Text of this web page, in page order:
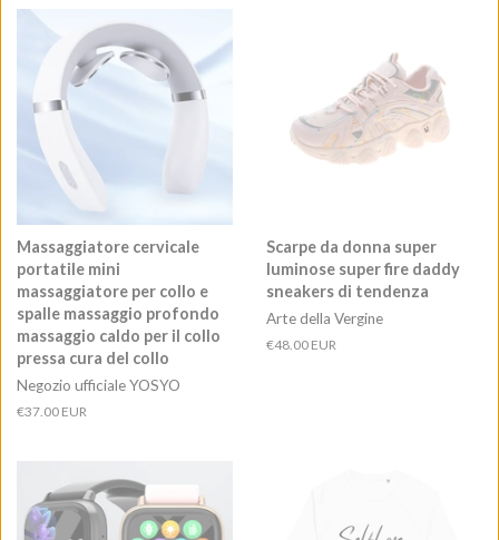
Massaggiatore cervicale
portatile mini
massaggiatore per collo e
spalle massaggio profondo
massaggio caldo per il collo
pressa cura del collo
Negozio ufficiale YOSYO
Prezzo
€37.00 EUR
Scarpe da donna super
luminose super fire daddy
sneakers di tendenza
Arte della Vergine
Prezzo
€48.00 EUR